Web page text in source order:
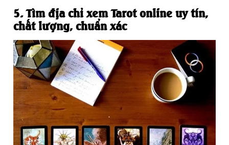
5. Tìm địa chỉ xem Tarot online uy tín,
chất lượng, chuẩn xác